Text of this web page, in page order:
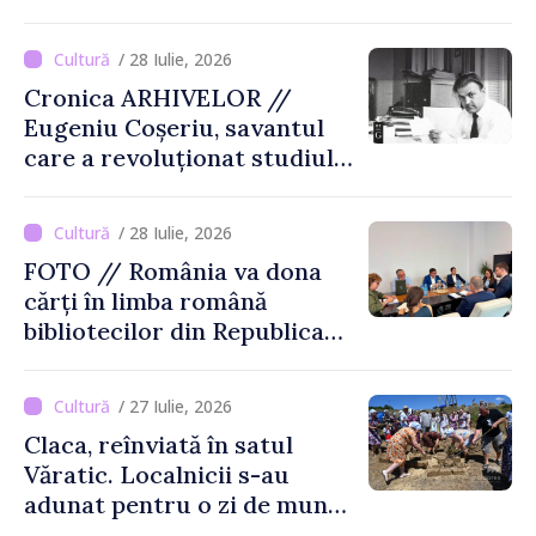
/ 28 Iulie, 2026
Cronica ARHIVELOR //
Eugeniu Coșeriu, savantul
care a revoluționat studiul
/ 28 Iulie, 2026
FOTO // România va dona
cărți în limba română
bibliotecilor din Republica
/ 27 Iulie, 2026
Claca, reînviată în satul
Văratic. Localnicii s-au
adunat pentru o zi de muncă